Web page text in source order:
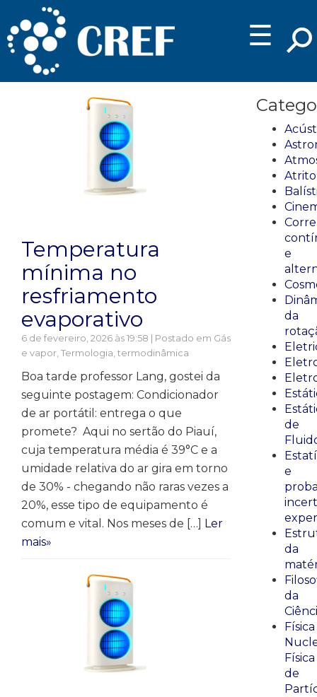
☰
Temperatura
mínima no
resfriamento
evaporativo
6 de fevereiro, 2026 às 19:58 | Postado em Gás
e vapor, Termologia, termodinâmica
Boa tarde professor Lang, gostei da
seguinte postagem: Condicionador
de ar portátil: entrega o que
promete? Aqui no sertão do Piauí,
cuja temperatura média é 39°C e a
umidade relativa do ar gira em torno
de 30% - chegando não raras vezes a
20%, esse tipo de equipamento é
comum e vital. Nos meses de […] Ler
mais»
Atrito
e
da
de
e
da
da
Física
Física
de